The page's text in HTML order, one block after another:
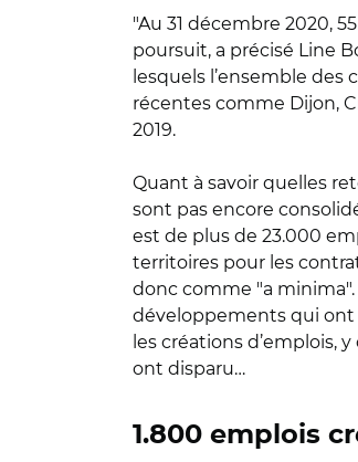
"Au 31 décembre 2020,
poursuit, a précisé Line
lesquels l’ensemble
récentes comme Dijon,
2019.
Quant à savoir quelles
sont pas encore
est de plus de 23.000
territoires pour les
donc comme "a
développements qui ont
les créations d’emplois,
ont disparu…
1.800 emplois